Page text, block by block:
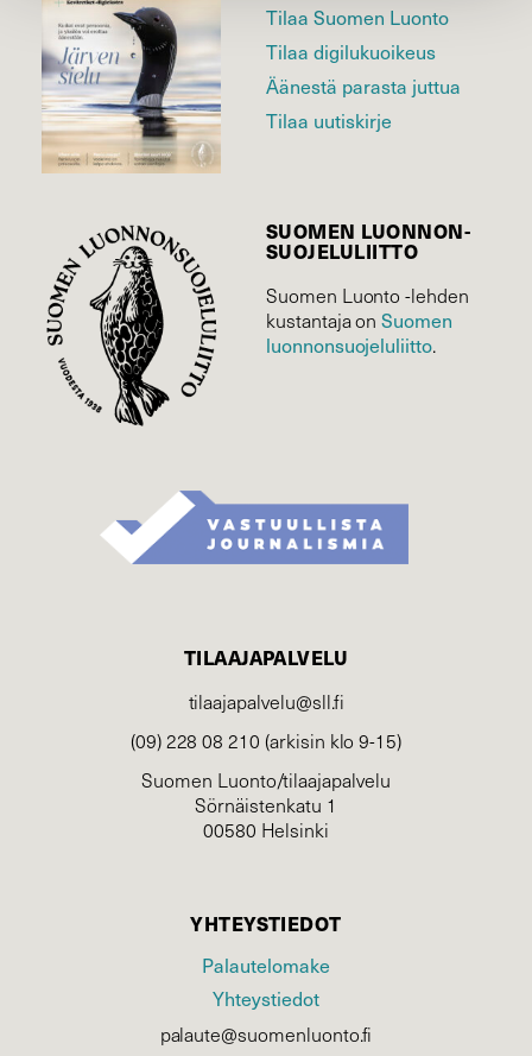
Tilaa Suomen Luonto
Tilaa digilukuoikeus
Äänestä parasta juttua
Tilaa uutiskirje
SUOMEN LUONNON­
SUOJELU­LIITTO
Suomen Luonto -lehden
kustantaja onSuomen
luonnonsuojelu­liitto.
TILAAJAPALVELU
tilaajapalvelu@sll.fi
(09) 228 08 210 (arkisin klo 9-15)
Suomen Luonto/tilaajapalvelu
Sörnäistenkatu 1
00580 Helsinki
YHTEYSTIEDOT
Palautelomake
Yhteystiedot
palaute@suomenluonto.fi